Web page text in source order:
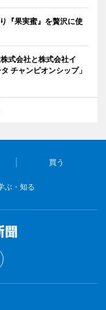
『果実蜜』を贅沢に使
式会社と株式会社イ
チャンピオンシップ」
買う
ぶ・知る